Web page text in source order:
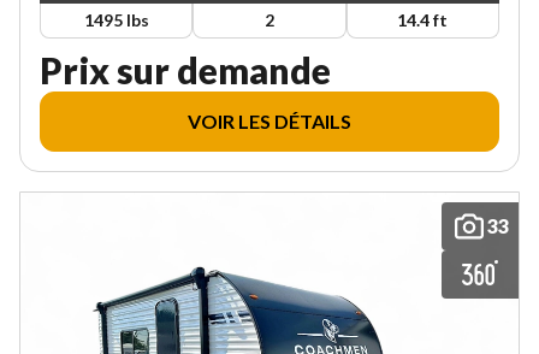
1495 lbs 2 14.4 ft
Prix sur demande
VOIR LES DÉTAILS
33